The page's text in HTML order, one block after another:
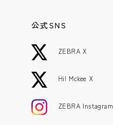
公式SNS
ZEBRA X
Hi! Mckee X
ZEBRA Instagram